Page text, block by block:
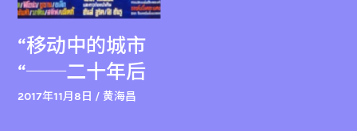
“移动中的城市
“──二十年后
2017年11月8日 / 黄海昌